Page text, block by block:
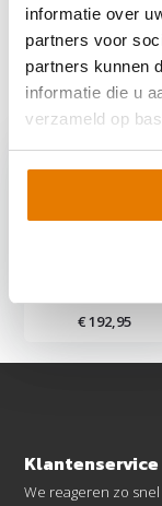
informatie over
partners voor
partners kunnen
informatie die u
verzameld op
Delen
Recent
€ 192,95
Klantenservice
We reageren zo snel